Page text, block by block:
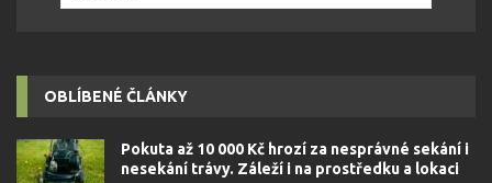
OBLÍBENÉ ČLÁNKY
Pokuta až 10 000 Kč hrozí za nesprávné sekání i
nesekání trávy. Záleží i na prostředku a lokaci